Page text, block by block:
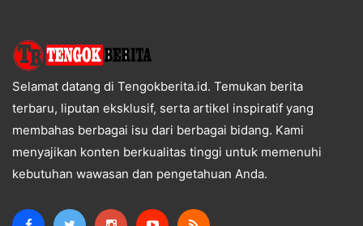
Selamat datang di Tengokberita.id. Temukan berita
terbaru, liputan eksklusif, serta artikel inspiratif yang
membahas berbagai isu dari berbagai bidang. Kami
menyajikan konten berkualitas tinggi untuk memenuhi
kebutuhan wawasan dan pengetahuan Anda.